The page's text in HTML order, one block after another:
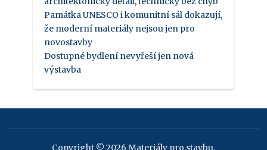
Památka UNESCO i komunitní sál dokazují,
že moderní materiály nejsou jen pro
novostavby
Dostupné bydlení nevyřeší jen nová
výstavba
Copyright © 2026 Materiály pro stavbu.